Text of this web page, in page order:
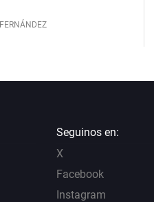
Seguinos en:
X
Facebook
Instagram